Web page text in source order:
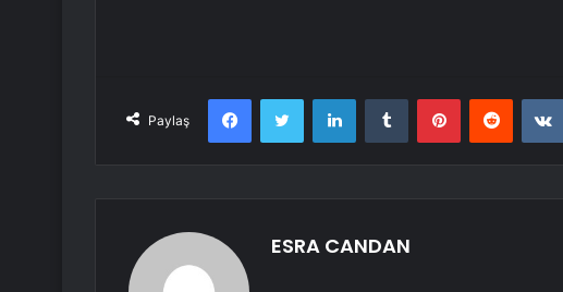
Paylaş
FacebookTwitter LinkedInTumblr PinterestReddit
ESRA CANDAN